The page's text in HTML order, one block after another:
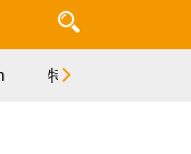
特集